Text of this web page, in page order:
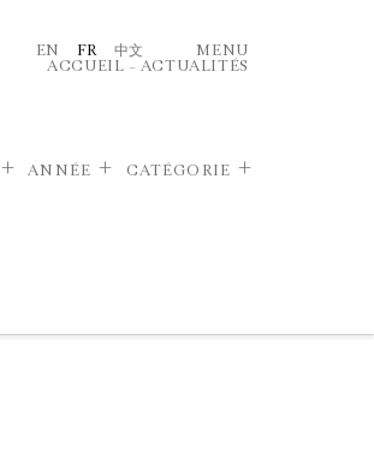
EN FR 中文
MENU
ACCUEIL – ACTUALITÉS
ANNÉE CATÉGORIE